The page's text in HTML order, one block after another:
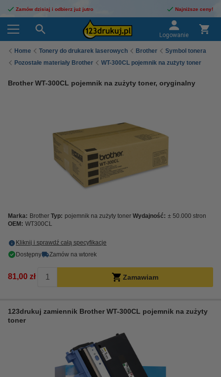
Zamów dzisiaj i odbierz już jutro Najniższe ceny!
Logowanie
Home Tonery do drukarek laserowych Brother
Symbol tonera
Pozostałe materiały Brother
WT-300CL pojemnik na zużyty toner
Brother WT-300CL pojemnik na zużyty toner, oryginalny
Marka: Brother Typ: pojemnik na zużyty toner Wydajność: ± 50.000 stron
OEM: WT300CL
Kliknij i sprawdź całą specyfikacje
Dostępny
Zamów na wtorek
81,00 zł Zamawiam
123drukuj zamiennik Brother WT-300CL pojemnik na zużyty
toner